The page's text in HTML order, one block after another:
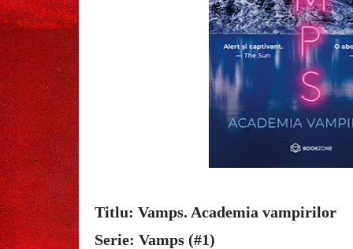
Titlu: Vamps. Academia vampirilor
Serie: Vamps (#1)